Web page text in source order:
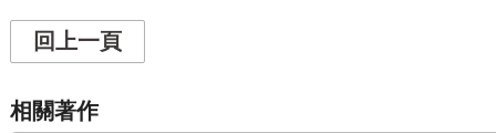
回上一頁
相關著作